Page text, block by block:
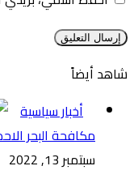
شاهد أيضاً
أخبار سياسية
مكافحة البحر
سبتمبر 13, 2022